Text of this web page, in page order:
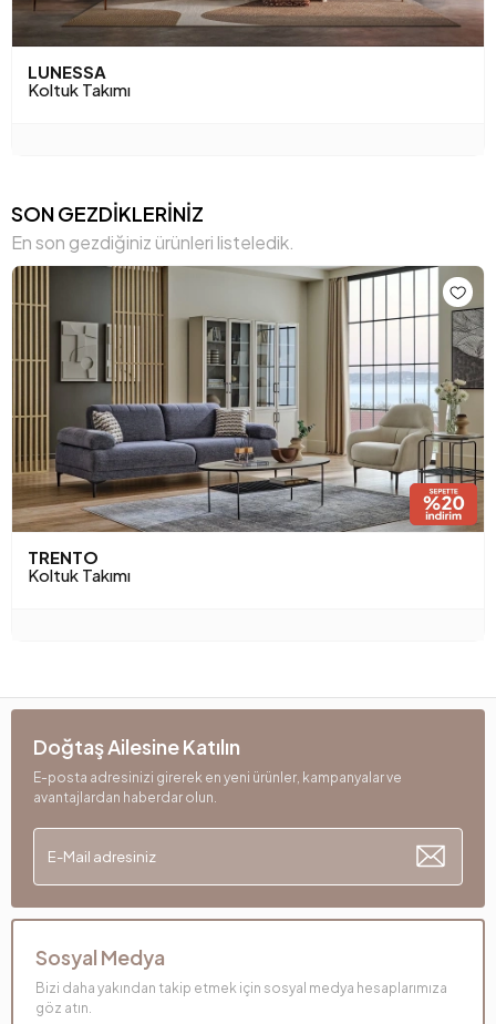
LUNESSA
Koltuk Takımı
SON GEZDİKLERİNİZ
En son gezdiğiniz ürünleri listeledik.
TRENTO
Koltuk Takımı
Doğtaş Ailesine Katılın
E-posta adresinizi girerek en yeni ürünler, kampanyalar ve
avantajlardan haberdar olun.
Sosyal Medya
Bizi daha yakından takip etmek için sosyal medya hesaplarımıza
göz atın.